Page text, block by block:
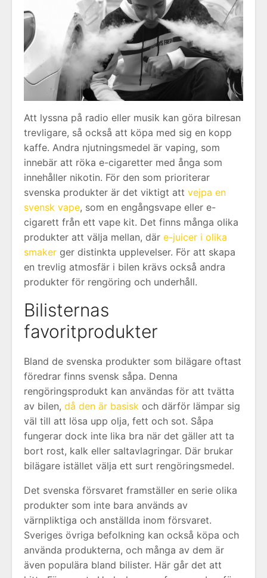
Att lyssna på radio eller musik kan göra bilresan
trevligare, så också att köpa med sig en kopp
kaffe. Andra njutningsmedel är vaping, som
innebär att röka e-cigaretter med ånga som
innehåller nikotin. För den som prioriterar
svenska produkter är det viktigt att vejpa en
svensk vape, som en engångsvape eller e-
cigarett från ett vape kit. Det finns många olika
produkter att välja mellan, där e-juicer i olika
smaker ger distinkta upplevelser. För att skapa
en trevlig atmosfär i bilen krävs också andra
produkter för rengöring och underhåll.
Bilisternas
favoritprodukter
Bland de svenska produkter som bilägare oftast
föredrar finns svensk såpa. Denna
rengöringsprodukt kan användas för att tvätta
av bilen, då den är basisk och därför lämpar sig
väl till att lösa upp olja, fett och sot. Såpa
fungerar dock inte lika bra när det gäller att ta
bort rost, kalk eller saltavlagringar. Där brukar
bilägare istället välja ett surt rengöringsmedel.
Det svenska försvaret framställer en serie olika
produkter som inte bara används av
värnpliktiga och anställda inom försvaret.
Sveriges övriga befolkning kan också köpa och
använda produkterna, och många av dem är
även populära bland bilister. Här går det att